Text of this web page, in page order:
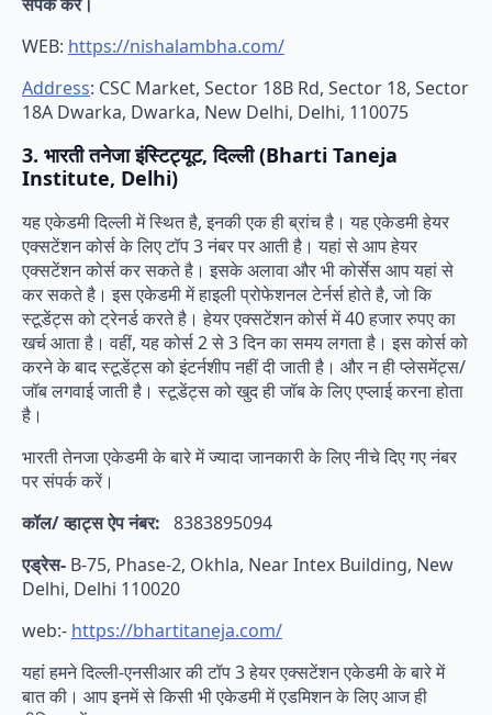
WEB: https://nishalambha.com/
Address: CSC Market, Sector 18B Rd, Sector 18, Sector
18A Dwarka, Dwarka, New Delhi, Delhi, 110075
3. भारती तनेजा इंस्टिट्यूट, दिल्ली (Bharti Taneja
Institute, Delhi)
यह एकेडमी दिल्ली में स्थित है, इनकी एक ही ब्रांच है। यह एकेडमी हेयर
एक्सटेंशन कोर्स के लिए टॉप 3 नंबर पर आती है। यहां से आप हेयर
एक्सटेंशन कोर्स कर सकते है। इसके अलावा और भी कोर्सेस आप यहां से
कर सकते है। इस एकेडमी में हाइली प्रोफेशनल टेर्नर्स होते है, जो कि
स्टूडेंट्स को ट्रेनर्ड करते है। हेयर एक्सटेंशन कोर्स में 40 हजार रुपए का
खर्च आता है। वहीं, यह कोर्स 2 से 3 दिन का समय लगता है। इस कोर्स को
करने के बाद स्टूडेंट्स को इंटर्नशीप नहीं दी जाती है। और न ही प्लेसमेंट्स/
जॉब लगवाई जाती है। स्टूडेंट्स को खुद ही जॉब के लिए एप्लाई करना होता
है।
भारती तेनजा एकेडमी के बारे में ज्यादा जानकारी के लिए नीचे दिए गए नंबर
पर संपर्क करें।
कॉल/ व्हाट्स ऐप नंबर: 8383895094
एड्रेस- B-75, Phase-2, Okhla, Near Intex Building, New
Delhi, Delhi 110020
web:- https://bhartitaneja.com/
यहां हमने दिल्ली-एनसीआर की टॉप 3 हेयर एक्सटेंशन एकेडमी के बारे में
बात की। आप इनमें से किसी भी एकेडमी में एडमिशन के लिए आज ही